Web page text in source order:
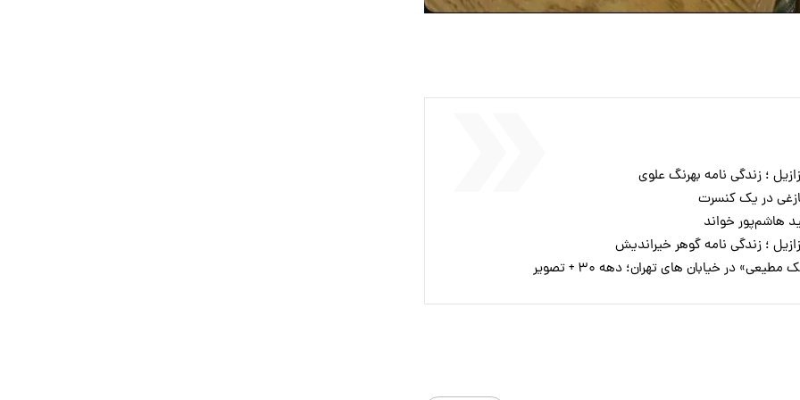
؛ زندگی نامه بهرنگ علوی
در یک کنسرت
هاشم‌پور خواند
؛ زندگی نامه گوهر خیراندیش
در خیابان های تهران؛ دهه ۳۰ + تصویر